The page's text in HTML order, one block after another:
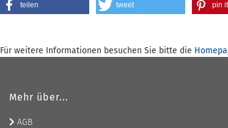
teilen tweet pin it
Für weitere Informationen besuchen Sie bitte die
Mehr über...
AGB